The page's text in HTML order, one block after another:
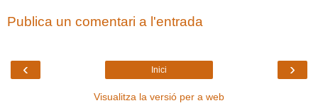
Publica un comentari a l'entrada
‹ ›
Inici
Visualitza la versió per a web